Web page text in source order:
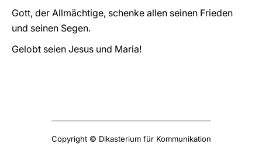
Gott, der Allmächtige, schenke allen seinen Frieden
und seinen Segen.
Gelobt seien Jesus und Maria!
Copyright © Dikasterium für Kommunikation